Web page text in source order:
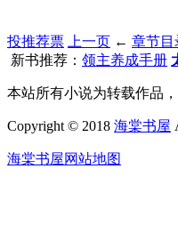
投推荐票 上一页 ← 章节目
新书推荐： 领主养成手册
本站所有小说为转载作品
Copyright © 2018 海棠书屋
海棠书屋网站地图